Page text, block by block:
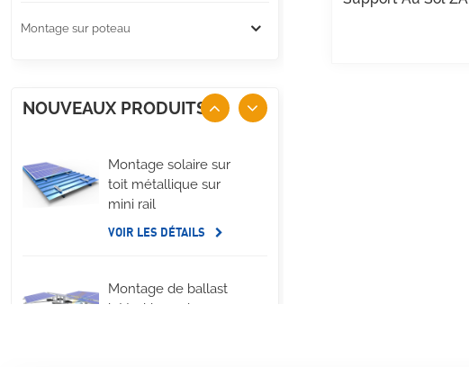
Montage sur poteau
NOUVEAUX PRODUITS
Montage solaire sur
toit métallique sur
mini rail
VOIR LES DÉTAILS
Montage de ballast
latéral long de